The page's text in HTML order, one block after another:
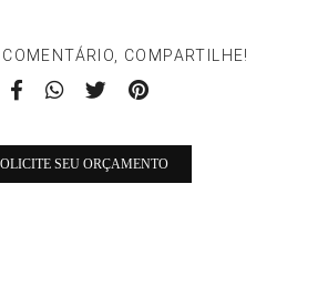
COMPARTILHE!
SEU ORÇAMENTO